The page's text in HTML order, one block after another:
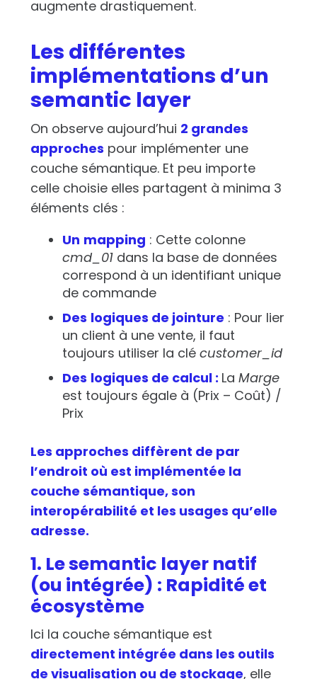
augmente drastiquement.
Les différentes
implémentations d’un
semantic layer
On observe aujourd’hui 2 grandes
approches pour implémenter une
couche sémantique. Et peu importe
celle choisie elles partagent à minima 3
éléments clés :
Un mapping : Cette colonne
cmd_01 dans la base de données
correspond à un identifiant unique
de commande
Des logiques de jointure : Pour lier
un client à une vente, il faut
toujours utiliser la clé customer_id
Des logiques de calcul : La Marge
est toujours égale à (Prix – Coût) /
Prix
Les approches diffèrent de par
l’endroit où est implémentée la
couche sémantique, son
interopérabilité et les usages qu’elle
adresse.
1. Le semantic layer natif
(ou intégrée) : Rapidité et
écosystème
Ici la couche sémantique est
directement intégrée dans les outils
de visualisation ou de stockage, elle